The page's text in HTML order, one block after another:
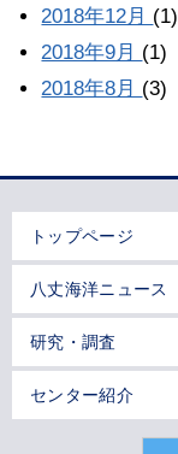
2018年12月 (1)
2018年9月 (1)
2018年8月 (3)
トップページ
八丈海洋ニュース
研究・調査
センター紹介